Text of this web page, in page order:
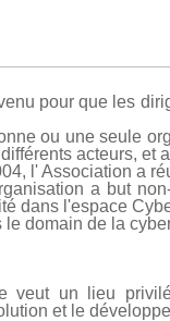
pour que les
ou une seule
acteurs, et
l' Association a
a but
dans l'espace
le domain de la
veut un lieu
et le